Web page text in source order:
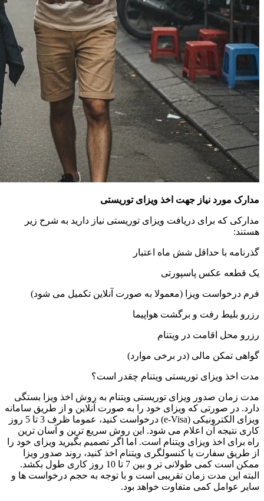
مدارک مورد نیاز جهت اخذ ویزای توریستی
مدارکی که برای دریافت ویزای توریستی نیاز دارید به شرح زیر
هستند:
گذرنامه با حداقل شش ماه اعتبار
یک قطعه عکس پاسپورتی
فرم درخواست ویزا (معمولا به صورت آنلاین تکمیل می ‌شود)
رزرو بلیط رفت و برگشت هواپیما
رزرو محل اقامت در ویتنام
گواهی تمکن مالی (در برخی موارد)
مدت اخذ ویزای توریستی ویتنام چقدر است؟
مدت زمان صدور ویزای توریستی ویتنام به روش اخذ ویزا بستگی
دارد. در صورتی که ویزای خود را به صورت آنلاین و از طریق سامانه
ویزای الکترونیکی (e-Visa) درخواست کنید، عموما ظرف 3 تا 5 روز
کاری نتیجه آن اعلام می ‌شود. این روش سریع ‌ترین و آسان ‌ترین
راه برای اخذ ویزای ویتنام است. اما اگر تصمیم بگیرید ویزای خود را
از طریق سفارت یا کنسولگری ویتنام اخذ کنید، روند صدور ویزا
ممکن است کمی طولانی ‌تر و بین 7 تا 10 روز کاری طول بکشد.
البته این مدت زمان تقریبی است و با توجه به حجم درخواست‌ ها و
سایر عوامل کمی متفاوت خواهد بود.